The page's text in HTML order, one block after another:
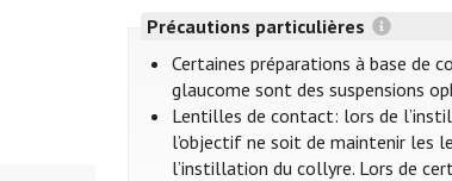
Précautions particulières
Certaines préparations à base de
glaucome sont des suspensions
Lentilles de contact: lors de
l’objectif ne soit de maintenir les
l’instillation du collyre. Lors de